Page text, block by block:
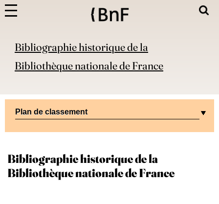
Bibliographie historique de la
Bibliothèque nationale de France
Plan de classement
Bibliographie historique de la
Bibliothèque nationale de France